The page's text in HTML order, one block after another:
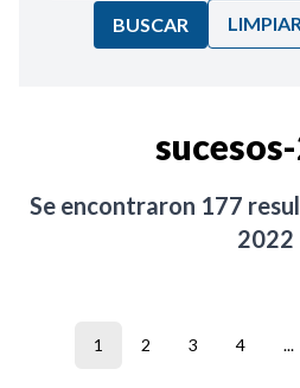
BUSCAR
Se encontraron 177
2022
1 2 3 4 ...